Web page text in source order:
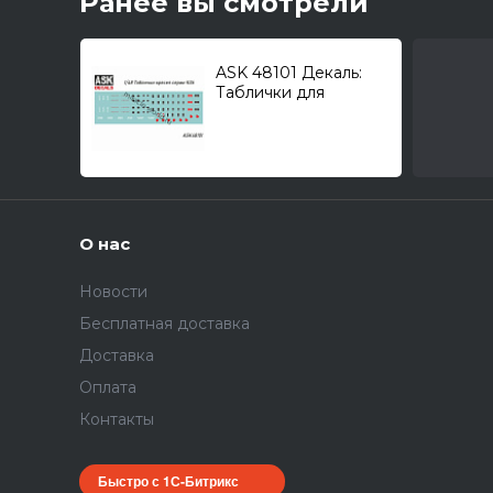
ASK 48101 Декаль:
Таблички для
О нас
Новости
Бесплатная доставка
Доставка
Оплата
Контакты
Быстро с 1С-Битрикс